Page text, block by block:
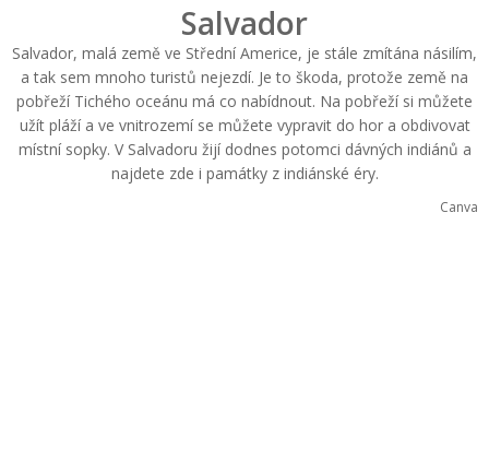
Salvador
Salvador, malá země ve Střední Americe, je stále zmítána násilím,
a tak sem mnoho turistů nejezdí. Je to škoda, protože země na
pobřeží Tichého oceánu má co nabídnout. Na pobřeží si můžete
užít pláží a ve vnitrozemí se můžete vypravit do hor a obdivovat
místní sopky. V Salvadoru žijí dodnes potomci dávných indiánů a
najdete zde i památky z indiánské éry.
Canva